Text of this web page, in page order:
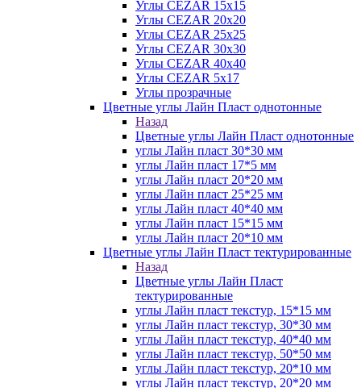
Углы CEZAR 15х15
Углы CEZAR 20х20
Углы CEZAR 25х25
Углы CEZAR 30х30
Углы CEZAR 40х40
Углы CEZAR 5х17
Углы прозрачные
Цветные углы Лайн Пласт однотонные
Назад
Цветные углы Лайн Пласт однотонные
углы Лайн пласт 30*30 мм
углы Лайн пласт 17*5 мм
углы Лайн пласт 20*20 мм
углы Лайн пласт 25*25 мм
углы Лайн пласт 40*40 мм
углы Лайн пласт 15*15 мм
углы Лайн пласт 20*10 мм
Цветные углы Лайн Пласт тектурированные
Назад
Цветные углы Лайн Пласт
тектурированные
углы Лайн пласт текстур, 15*15 мм
углы Лайн пласт текстур, 30*30 мм
углы Лайн пласт текстур, 40*40 мм
углы Лайн пласт текстур, 50*50 мм
углы Лайн пласт текстур, 20*10 мм
углы Лайн пласт текстур, 20*20 мм